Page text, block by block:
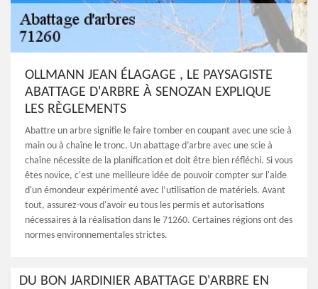
OLLMANN JEAN ÉLAGAGE , LE PAYSAGISTE
ABATTAGE D'ARBRE À SENOZAN EXPLIQUE
LES RÈGLEMENTS
Abattre un arbre signifie le faire tomber en coupant avec une scie à
main ou à chaîne le tronc. Un abattage d’arbre avec une scie à
chaîne nécessite de la planification et doit être bien réfléchi. Si vous
êtes novice, c'est une meilleure idée de pouvoir compter sur l'aide
d'un émondeur expérimenté avec l’utilisation de matériels. Avant
tout, assurez-vous d'avoir eu tous les permis et autorisations
nécessaires à la réalisation dans le 71260. Certaines régions ont des
normes environnementales strictes.
DU BON JARDINIER ABATTAGE D'ARBRE EN